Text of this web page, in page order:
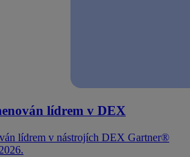
lídrem v DEX
lídrem v nástrojích DEX Gartner®